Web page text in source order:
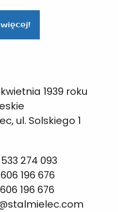
kwietnia 1939 roku
ul. Solskiego 1
274 093
196 676
196 676